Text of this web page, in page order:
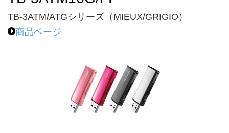
TB-3ATM/ATGシリーズ（MIEUX/GRIGIO）
商品ページ